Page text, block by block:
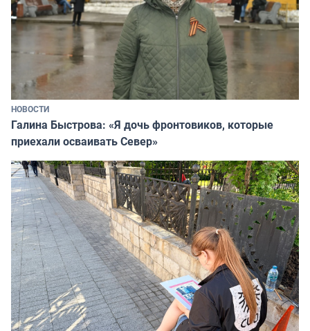
НОВОСТИ
Галина Быстрова: «Я дочь фронтовиков, которые
приехали осваивать Север»